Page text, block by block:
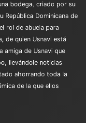
bodega, criado por su
República Dominicana de
rol de abuela para
de quien Usnavi está
amiga de Usnavi que
llevándole noticias
ahorrando toda la
de la que ellos